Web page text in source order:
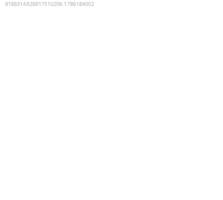
9188314828817510206:1786184002